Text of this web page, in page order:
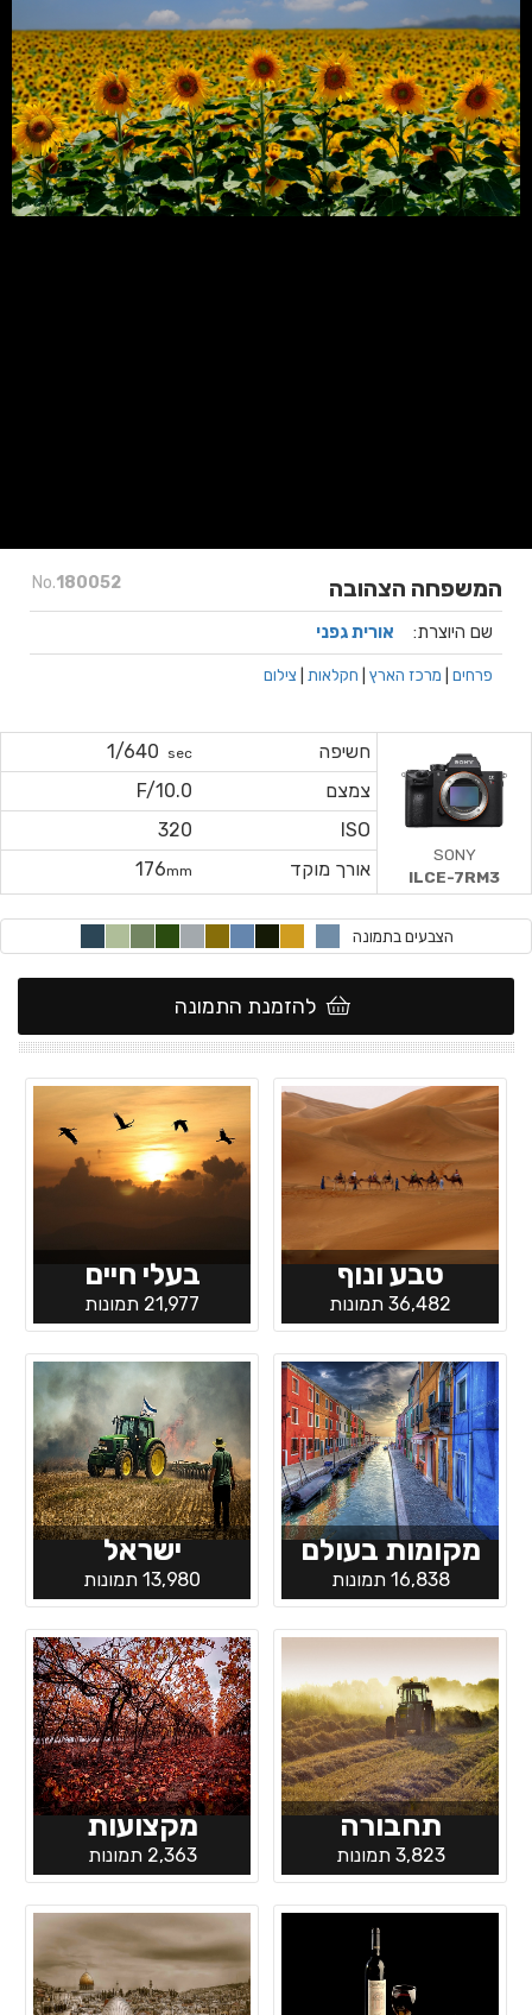
No.180052 המשפחה הצהובה
שם היוצרת: אורית גפני
פרחים מרכז הארץ חקלאות צילום
חשיפה sec
1/640
צמצם
F/10.0
ISO
320
אורך מוקד
176mm
SONY
ILCE-7RM3
הצבעים בתמונה
להזמנת התמונה
טבע ונוף
36,482 תמונות
בעלי חיים
21,977 תמונות
מקומות בעולם
16,838 תמונות
ישראל
13,980 תמונות
תחבורה
3,823 תמונות
מקצועות
2,363 תמונות